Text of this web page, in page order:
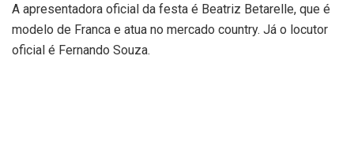
A apresentadora oficial da festa é Beatriz Betarelle, que é
modelo de Franca e atua no mercado country. Já o locutor
oficial é Fernando Souza.